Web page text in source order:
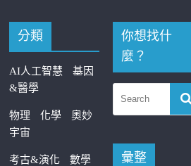
分類
AI人工智慧
基因
&醫學
物理 化學
奧妙
宇宙
考古&演化
數學
你想找什
麼？
彙整